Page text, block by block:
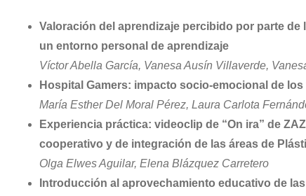
Valoración del aprendizaje percibido por parte
un entorno personal de aprendizaje
Víctor Abella García, Vanesa Ausín Villaverde,
Hospital Gamers: impacto socio-emocional de
María Esther Del Moral Pérez, Laura Carlota
Experiencia práctica: videoclip de “On ira” de
cooperativo y de integración de las áreas de
Olga Elwes Aguilar, Elena Blázquez Carretero
Introducción al aprovechamiento educativo de